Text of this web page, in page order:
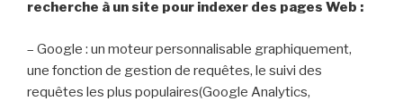
recherche à un site pour indexer des pages Web :
– Google : un moteur personnalisable graphiquement,
une fonction de gestion de requêtes, le suivi des
requêtes les plus populaires(Google Analytics,